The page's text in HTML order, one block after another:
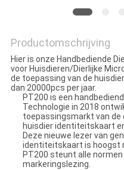
Productomschrijving
Hier is onze Handbediende
voor Huisdieren/Dierlijke
de toepassing van de
dan 20000pcs per jaar.
PT200 is een
Technologie in 2018
toepassingsmarkt van de
huisdier identiteitskaart
Deze nieuwe lezer van
identiteitskaart is hoogst
PT200 steunt alle
markeringslezing.